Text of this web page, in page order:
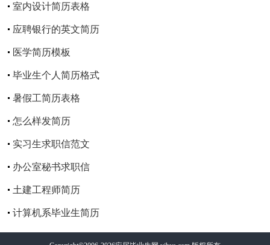
室内设计简历表格
应聘银行的英文简历
医学简历模板
毕业生个人简历格式
暑假工简历表格
怎么样发简历
实习生求职信范文
办公室秘书求职信
土建工程师简历
计算机系毕业生简历